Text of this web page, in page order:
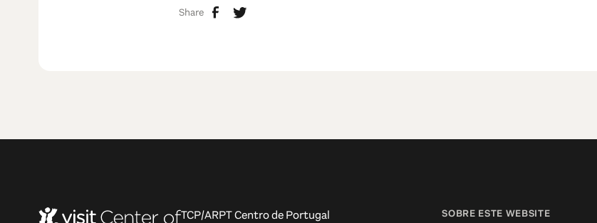
Share
TCP/ARPT Centro de Portugal
SOBRE ESTE WEBSITE